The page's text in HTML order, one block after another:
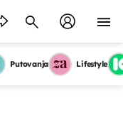
Putovanja Lifestyle